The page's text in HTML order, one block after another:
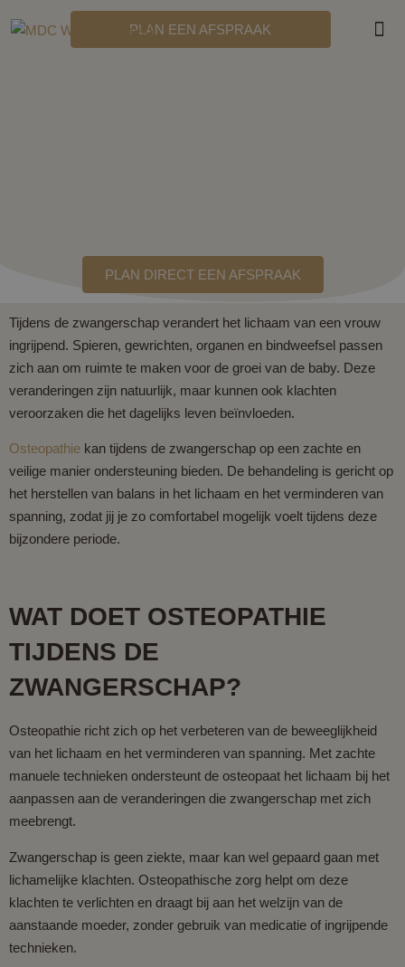
PLAN EEN AFSPRAAK
PLAN DIRECT EEN AFSPRAAK
Tijdens de zwangerschap verandert het lichaam van een vrouw
ingrijpend. Spieren, gewrichten, organen en bindweefsel passen
zich aan om ruimte te maken voor de groei van de baby. Deze
veranderingen zijn natuurlijk, maar kunnen ook klachten
veroorzaken die het dagelijks leven beïnvloeden.
Osteopathie kan tijdens de zwangerschap op een zachte en
veilige manier ondersteuning bieden. De behandeling is gericht op
het herstellen van balans in het lichaam en het verminderen van
spanning, zodat jij je zo comfortabel mogelijk voelt tijdens deze
bijzondere periode.
WAT DOET OSTEOPATHIE
TIJDENS DE
ZWANGERSCHAP?
Osteopathie richt zich op het verbeteren van de beweeglijkheid
van het lichaam en het verminderen van spanning. Met zachte
manuele technieken ondersteunt de osteopaat het lichaam bij het
aanpassen aan de veranderingen die zwangerschap met zich
meebrengt.
Zwangerschap is geen ziekte, maar kan wel gepaard gaan met
lichamelijke klachten. Osteopathische zorg helpt om deze
klachten te verlichten en draagt bij aan het welzijn van de
aanstaande moeder, zonder gebruik van medicatie of ingrijpende
technieken.